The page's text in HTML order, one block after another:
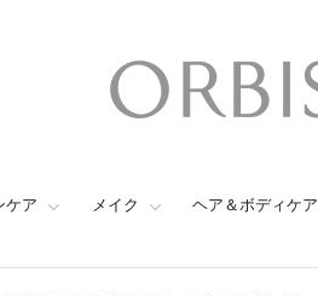
ケア メイク ヘア＆ボディケア